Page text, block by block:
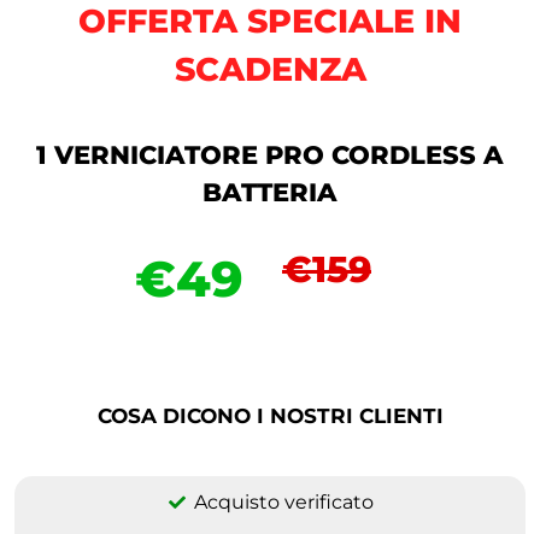
OFFERTA SPECIALE IN
SCADENZA
1 VERNICIATORE PRO CORDLESS A
BATTERIA
€49 €159
COSA DICONO I NOSTRI CLIENTI
Acquisto verificato